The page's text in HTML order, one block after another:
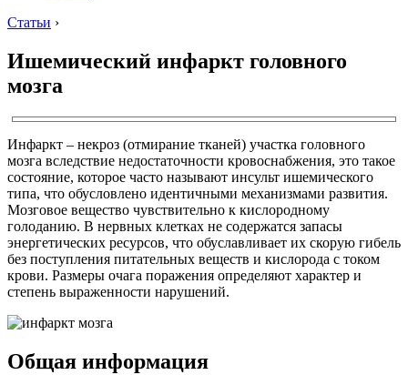
Статьи ›
Ишемический инфаркт головного
мозга
Инфаркт – некроз (отмирание тканей) участка головного
мозга вследствие недостаточности кровоснабжения, это такое
состояние, которое часто называют инсульт ишемического
типа, что обусловлено идентичными механизмами развития.
Мозговое вещество чувствительно к кислородному
голоданию. В нервных клетках не содержатся запасы
энергетических ресурсов, что обуславливает их скорую гибель
без поступления питательных веществ и кислорода с током
крови. Размеры очага поражения определяют характер и
степень выраженности нарушений.
Общая информация